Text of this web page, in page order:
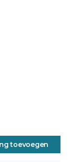
toevoegen